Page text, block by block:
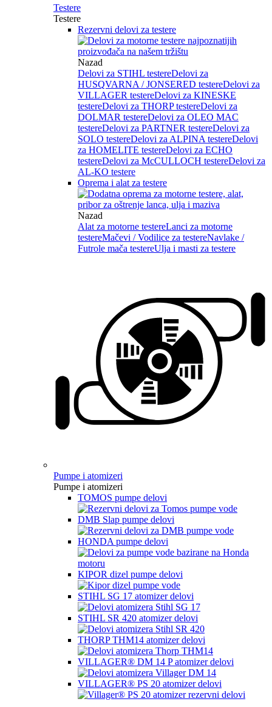
Testere
Testere
Rezervni delovi za testere
Nazad
Delovi za STIHL testereDelovi za
HUSQVARNA / JONSERED testereDelovi za
VILLAGER testereDelovi za KINESKE
testereDelovi za THORP testereDelovi za
DOLMAR testereDelovi za OLEO MAC
testereDelovi za PARTNER testereDelovi za
SOLO testereDelovi za ALPINA testereDelovi
za HOMELITE testereDelovi za ECHO
testereDelovi za McCULLOCH testereDelovi za
AL-KO testere
Oprema i alat za testere
Nazad
Alat za motorne testereLanci za motorne
testereMačevi / Vodilice za testereNavlake /
Futrole mača testereUlja i masti za testere
Pumpe i atomizeri
Pumpe i atomizeri
TOMOS pumpe delovi
DMB Slap pumpe delovi
HONDA pumpe delovi
KIPOR dizel pumpe delovi
STIHL SG 17 atomizer delovi
STIHL SR 420 atomizer delovi
THORP THM14 atomizer delovi
VILLAGER® DM 14 P atomizer delovi
VILLAGER® PS 20 atomizer delovi